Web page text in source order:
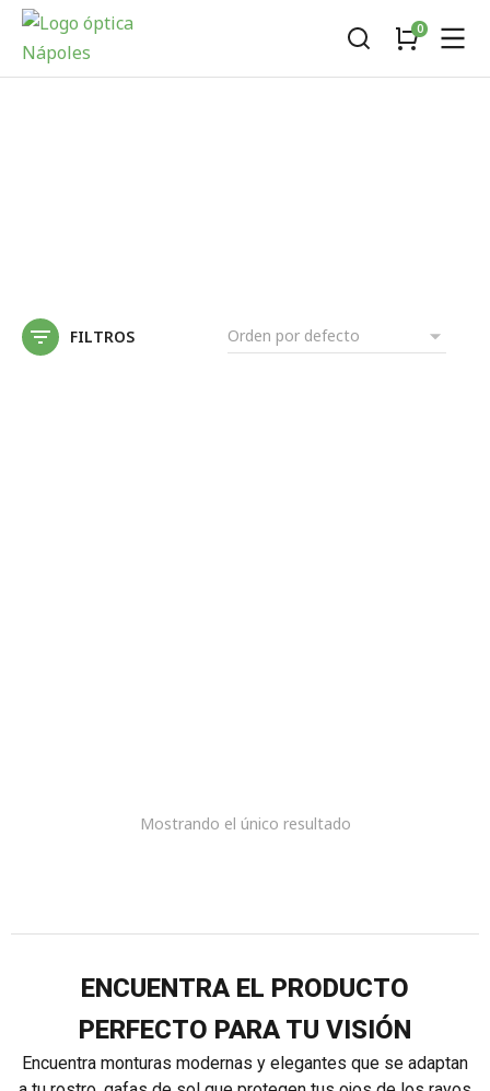
FILTROS
Mostrando el único resultado
ENCUENTRA EL PRODUCTO
PERFECTO PARA TU VISIÓN
Encuentra monturas modernas y elegantes que se adaptan